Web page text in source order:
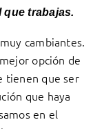
trabajas.
cambiantes.
opción de
tienen que ser
que haya
en el